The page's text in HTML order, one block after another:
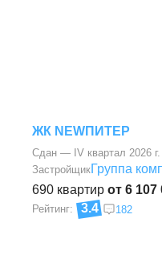
ЖК NEWПИТЕР
Сдан — IV квартал 2026 г.
690 квартир от 6 107
ЗастройщикГруппа
Рейтинг: 3.4 182